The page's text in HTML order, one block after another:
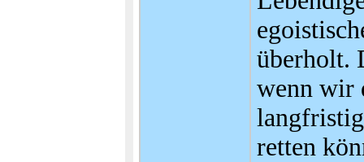
überholt.
wenn wir
retten